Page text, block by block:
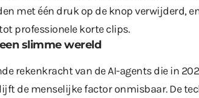
met één druk op de knop verwijderd,
professionele korte clips.
slimme wereld
rekenkracht van de AI-agents die in
de menselijke factor onmisbaar. De